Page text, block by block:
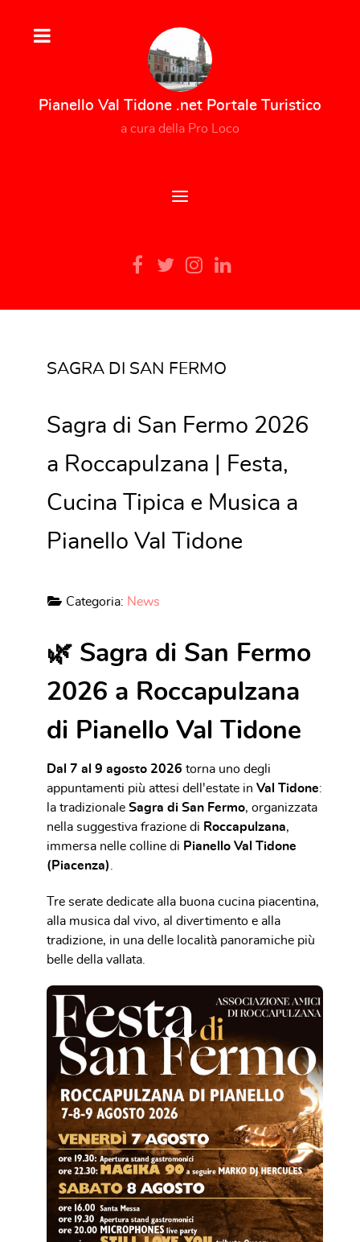
Pianello Val Tidone .net Portale Turistico
a cura della Pro Loco
SAGRA DI SAN FERMO
Sagra di San Fermo 2026
a Roccapulzana | Festa,
Cucina Tipica e Musica a
Pianello Val Tidone
Categoria: News
🌿 Sagra di San Fermo
2026 a Roccapulzana
di Pianello Val Tidone
Dal 7 al 9 agosto 2026 torna uno degli
appuntamenti più attesi dell'estate in Val Tidone:
la tradizionale Sagra di San Fermo, organizzata
nella suggestiva frazione di Roccapulzana,
immersa nelle colline di Pianello Val Tidone
(Piacenza)
Tre serate dedicate alla buona cucina piacentina,
alla musica dal vivo, al divertimento e alla
tradizione, in una delle località panoramiche più
belle della vallata.